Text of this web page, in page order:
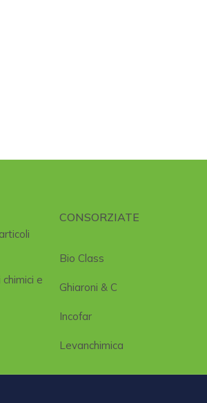
e
CONSORZIATE
Bio Class
Ghiaroni & C
Incofar
Levanchimica